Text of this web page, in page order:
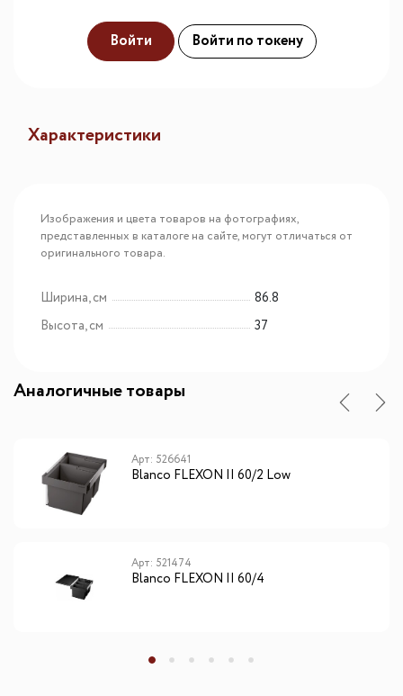
Войти Войти по токену
Характеристики
Изображения и цвета товаров на фотографиях,
представленных в каталоге на сайте, могут отличаться от
оригинального товара.
Ширина, см
86.8
Высота, см
37
Аналогичные товары
Арт: 526641
Blanсo FLEXON II 60/2 Low
Арт: 521474
Blanсo FLEXON II 60/4